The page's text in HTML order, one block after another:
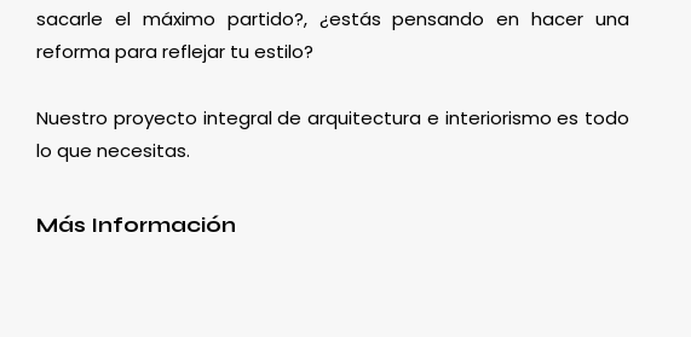
sacarle el máximo partido?, ¿estás pensando en hacer una
reforma para reflejar tu estilo?
Nuestro proyecto integral de arquitectura e interiorismo es todo
lo que necesitas.
Más Información